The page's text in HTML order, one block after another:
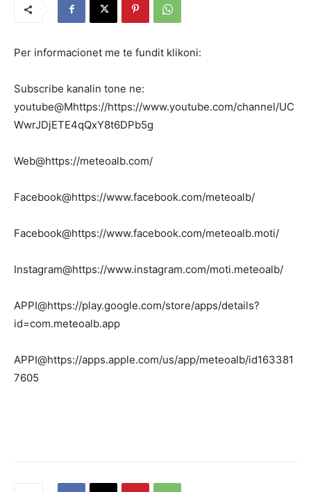
Per informacionet me te fundit klikoni:
Subscribe kanalin tone ne:
youtube@Mhttps://https://www.youtube.com/channel/UC
WwrJDjETE4qQxY8t6DPb5g
Web@https://meteoalb.com/
Facebook@https://www.facebook.com/meteoalb/
Facebook@https://www.facebook.com/meteoalb.moti/
Instagram@https://www.instagram.com/moti.meteoalb/
APPI@https://play.google.com/store/apps/details?
id=com.meteoalb.app
APPI@https://apps.apple.com/us/app/meteoalb/id163381
7605